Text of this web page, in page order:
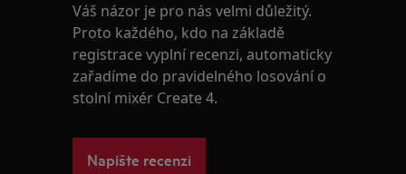
Váš názor je pro nás velmi důležitý.
Proto každého, kdo na základě
registrace vyplní recenzi, automaticky
zařadíme do pravidelného losování o
stolní mixér Create 4.
Napište recenzi